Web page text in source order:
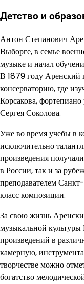
Детство и
Антон Степанович
Выборге, в семье
музыке и начал
В 1879 году Аренский
консерваторию, где
Корсакова,
Сергея Соколова.
Уже во время учебы в
исключительно
произведения
в России, так и за
преподавателем
класс композиции.
За свою жизнь
музыкальной
произведений в
камерную,
творчестве можно
богатство